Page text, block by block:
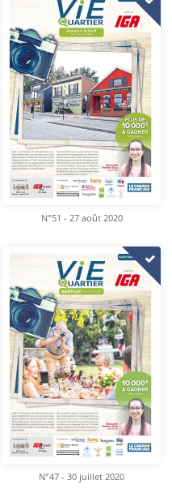
N°51 - 27 août 2020
N°47 - 30 juillet 2020